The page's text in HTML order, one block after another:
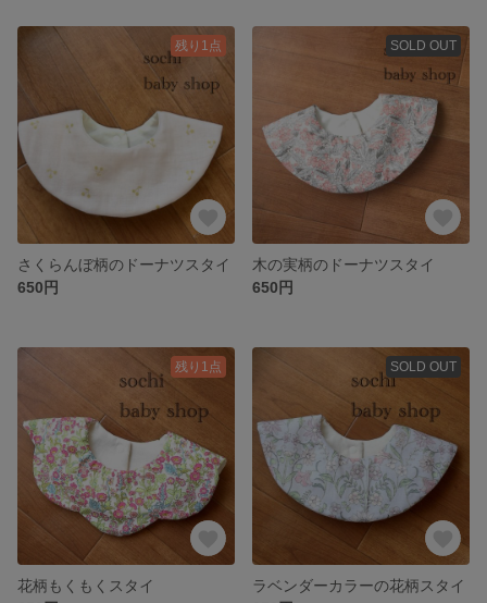
残り1点
さくらんぼ柄のドーナツスタイ
650円
SOLD OUT
木の実柄のドーナツスタイ
650円
残り1点
花柄もくもくスタイ
SOLD OUT
ラベンダーカラーの花柄スタイ